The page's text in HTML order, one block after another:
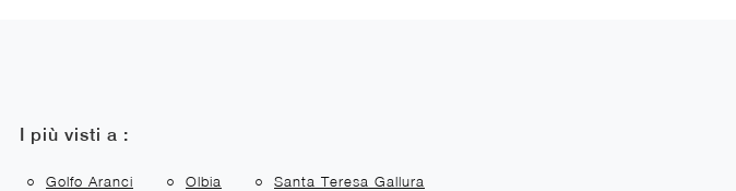
I più visti a :
Golfo Aranci Olbia Santa Teresa Gallura